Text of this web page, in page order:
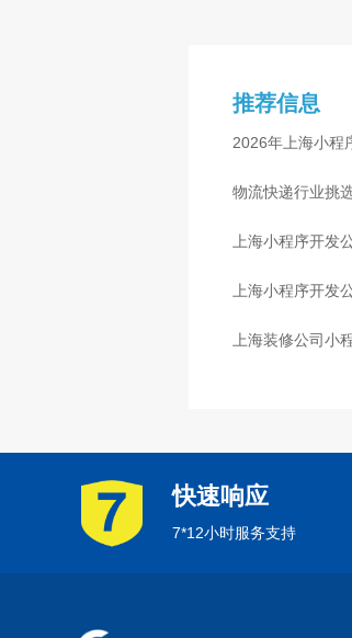
推荐信息
2026年上海小程
物流快递行业挑
心
上海小程序开发
上海小程序开发
上海装修公司小
快速响应
7*12小时服务支持